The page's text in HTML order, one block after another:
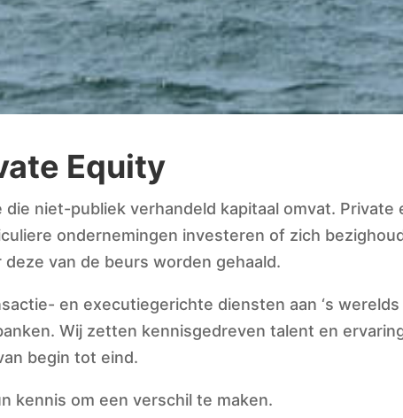
Equity
niet-publiek verhandeld kapitaal omvat. Private
ondernemingen investeren of zich
van de beurs worden gehaald.
en executiegerichte diensten aan ‘s
Wij zetten kennisgedreven talent en
begin tot eind.
kennis om een verschil te maken.